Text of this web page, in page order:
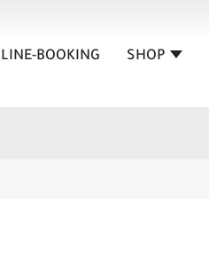
BOOKING SHOP